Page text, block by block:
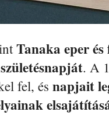
Tanaka eper
. A
fel, és napjait